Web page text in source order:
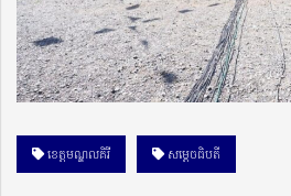
ខេត្តមណ្ឌលគិរី សម្តេចធិបតី